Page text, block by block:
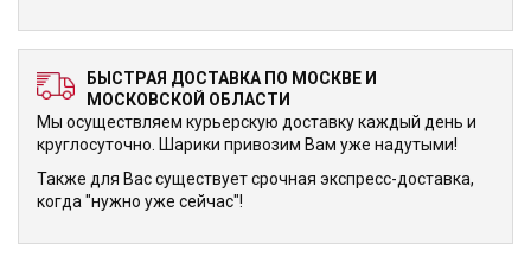
БЫСТРАЯ ДОСТАВКА ПО МОСКВЕ И
МОСКОВСКОЙ ОБЛАСТИ
Мы осуществляем курьерскую доставку каждый день и
круглосуточно. Шарики привозим Вам уже надутыми!
Также для Вас существует срочная экспресс-доставка,
когда "нужно уже сейчас"!